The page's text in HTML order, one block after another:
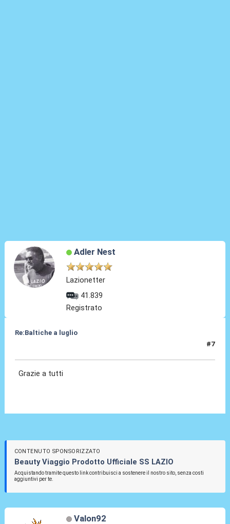
Adler Nest
Lazionetter
41.839
Registrato
Re:Baltiche a luglio
#7
Grazie a tutti
CONTENUTO SPONSORIZZATO
Beauty Viaggio Prodotto Ufficiale SS LAZIO
Acquistando tramite questo link contribuisci a sostenere il nostro sito, senza costi
aggiuntivi per te.
Valon92